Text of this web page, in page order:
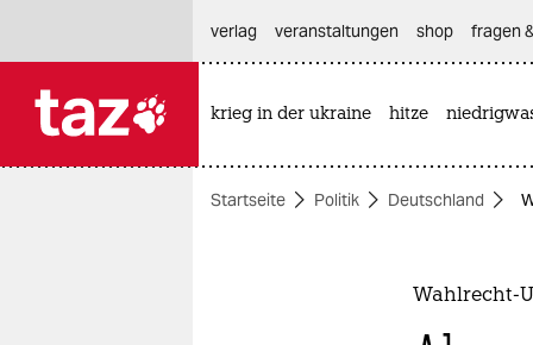
themen
verlag
veranstaltungen shop fragen
krieg in der ukraine hitze
Startseite Politik Deutschland
Wahlrecht-